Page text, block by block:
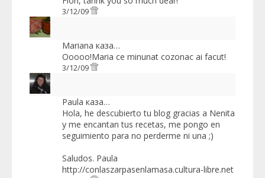
3/12/09
Mariana каза…
Ooooo!Maria ce minunat cozonac ai facut!
3/12/09
Paula каза…
Hola, he descubierto tu blog gracias a Nenita
y me encantan tus recetas, me pongo en
seguimiento para no perderme ni una ;)
Saludos. Paula
http://conlaszarpasenlamasa.cultura-libre.net